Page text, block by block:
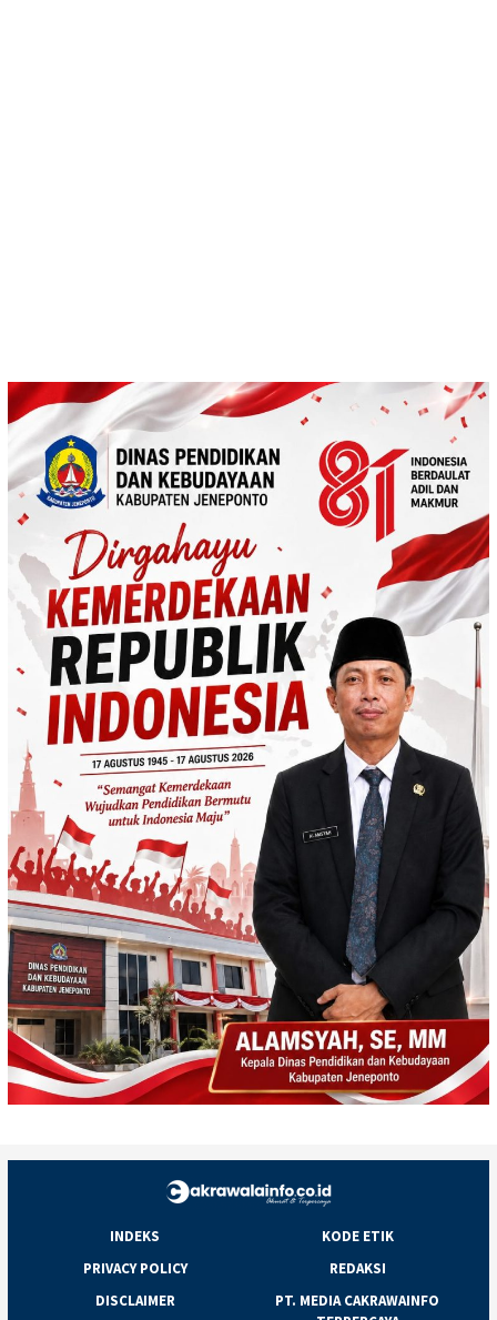
INDEKS
KODE ETIK
PRIVACY POLICY
REDAKSI
DISCLAIMER
PT. MEDIA CAKRAWAINFO